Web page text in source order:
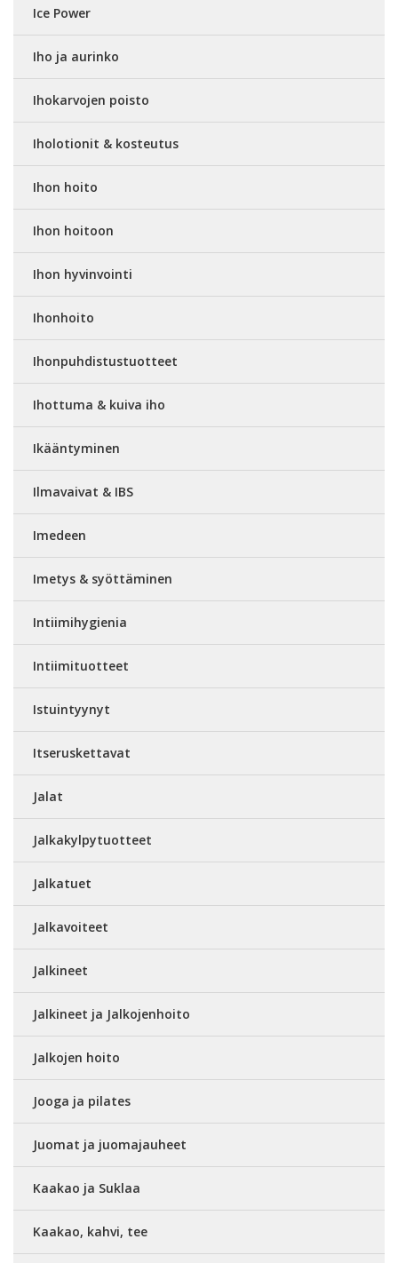
Ice Power
Iho ja aurinko
Ihokarvojen poisto
Iholotionit & kosteutus
Ihon hoito
Ihon hoitoon
Ihon hyvinvointi
Ihonhoito
Ihonpuhdistustuotteet
Ihottuma & kuiva iho
Ikääntyminen
Ilmavaivat & IBS
Imedeen
Imetys & syöttäminen
Intiimihygienia
Intiimituotteet
Istuintyynyt
Itseruskettavat
Jalat
Jalkakylpytuotteet
Jalkatuet
Jalkavoiteet
Jalkineet
Jalkineet ja Jalkojenhoito
Jalkojen hoito
Jooga ja pilates
Juomat ja juomajauheet
Kaakao ja Suklaa
Kaakao, kahvi, tee